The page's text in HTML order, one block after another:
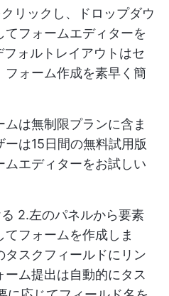
リックし、ドロップダウ
フォームエディターを
ォルトレイアウトはセ
フォーム作成を素早く簡
は無制限プランに含ま
は15日間の無料試用版
ムエディターをお試しい
2.左のパネルから要素
フォームを作成しま
スクフィールドにリン
ム提出は自動的にタス